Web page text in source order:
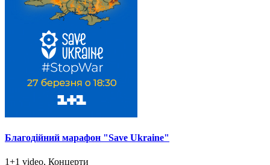
Благодійний марафон "Save Ukraine"
1+1 video, Концерти